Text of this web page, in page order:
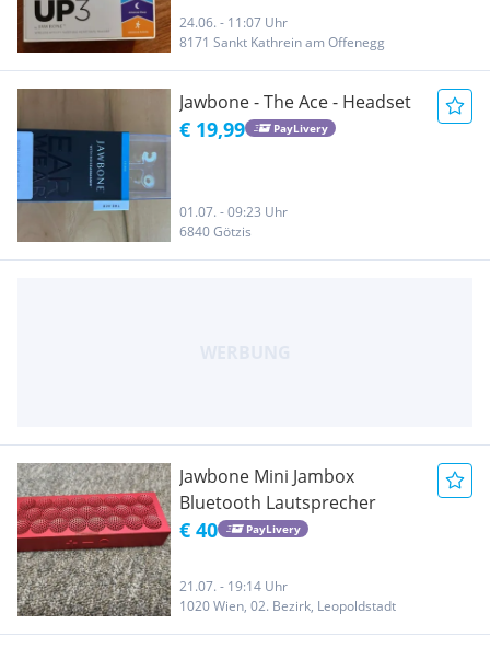
24.06. - 11:07 Uhr
8171 Sankt Kathrein am Offenegg
Jawbone - The Ace - Headset
€ 19,99 PayLivery
01.07. - 09:23 Uhr
6840 Götzis
Jawbone Mini Jambox
Bluetooth Lautsprecher
€ 40 PayLivery
21.07. - 19:14 Uhr
1020 Wien, 02. Bezirk, Leopoldstadt